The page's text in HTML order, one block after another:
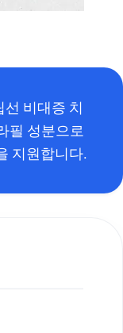
비대증 치
필 성분으로
지원합니다.